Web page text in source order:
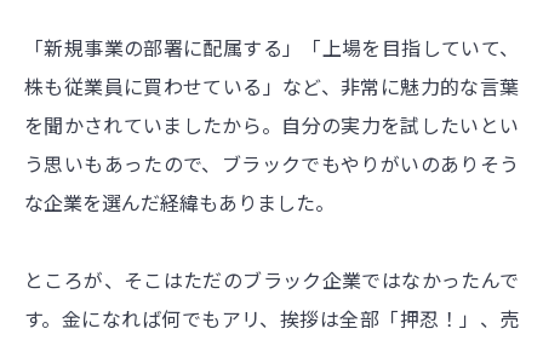
「新規事業の部署に配属する」「上場を目指していて、
株も従業員に買わせている」など、非常に魅力的な言葉
を聞かされていましたから。自分の実力を試したいとい
う思いもあったので、ブラックでもやりがいのありそう
な企業を選んだ経緯もありました。
ところが、そこはただのブラック企業ではなかったんで
す。金になれば何でもアリ、挨拶は全部「押忍！」、売